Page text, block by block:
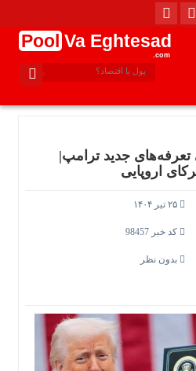
Pool Va Eghtesad
.com
پیامدهای ژئواکونومیکی تعرفه‌‎های جدید ترامپ|
اروپایی
۲۵ تیر ۱۴۰۴
کد خبر 98457
بدون نظر